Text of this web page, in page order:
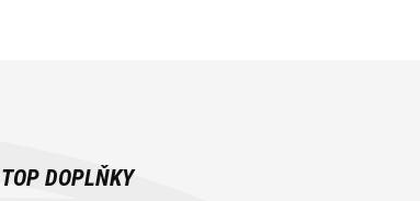
TOP DOPLŇKY